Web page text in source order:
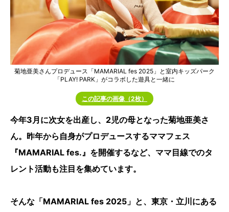
菊地亜美さんプロデュース「MAMARIAL fes 2025」と室内キッズパーク
「PLAY! PARK」がコラボした遊具と一緒に
この記事の画像（2枚）
今年3月に次女を出産し、2児の母となった菊地亜美さ
ん。昨年から自身がプロデュースするママフェス
『MAMARIAL fes.』を開催するなど、ママ目線でのタ
レント活動も注目を集めています。
そんな「MAMARIAL fes 2025」と、東京・立川にある